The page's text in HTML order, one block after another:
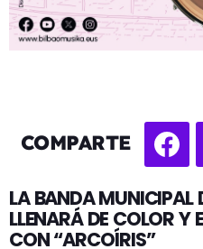
COMPARTE
LA BANDA MUNICIPAL
LLENARÁ DE COLOR Y
CON “ARCOÍRIS”